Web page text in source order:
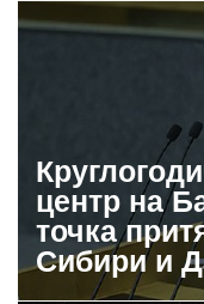
центр на
точка
Сибири и